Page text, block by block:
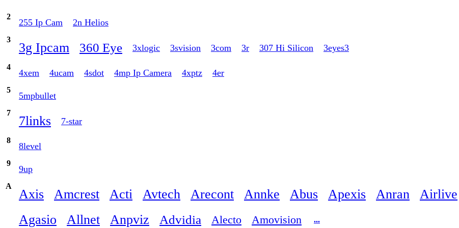
2
255 Ip Cam 2n Helios
3
3g Ipcam 360 Eye 3xlogic 3svision 3com 3r 307 Hi Silicon 3eyes3
4
4xem 4ucam 4sdot 4mp Ip Camera 4xptz 4er
5
5mpbullet
7
7links 7-star
8
8level
9
9up
A
Axis Amcrest Acti Avtech Arecont Annke Abus Apexis Anran Airlive
Agasio
Allnet Anpviz Advidia Alecto Amovision ...